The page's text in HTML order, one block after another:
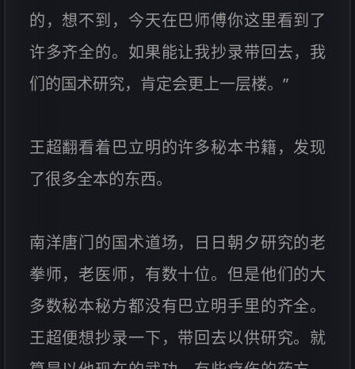
的，想不到，今天在巴师傅你这里看到了
许多齐全的。如果能让我抄录带回去，我
们的国术研究，肯定会更上一层楼。”
王超翻看着巴立明的许多秘本书籍，发现
了很多全本的东西。
南洋唐门的国术道场，日日朝夕研究的老
拳师，老医师，有数十位。但是他们的大
多数秘本秘方都没有巴立明手里的齐全。
王超便想抄录一下，带回去以供研究。就